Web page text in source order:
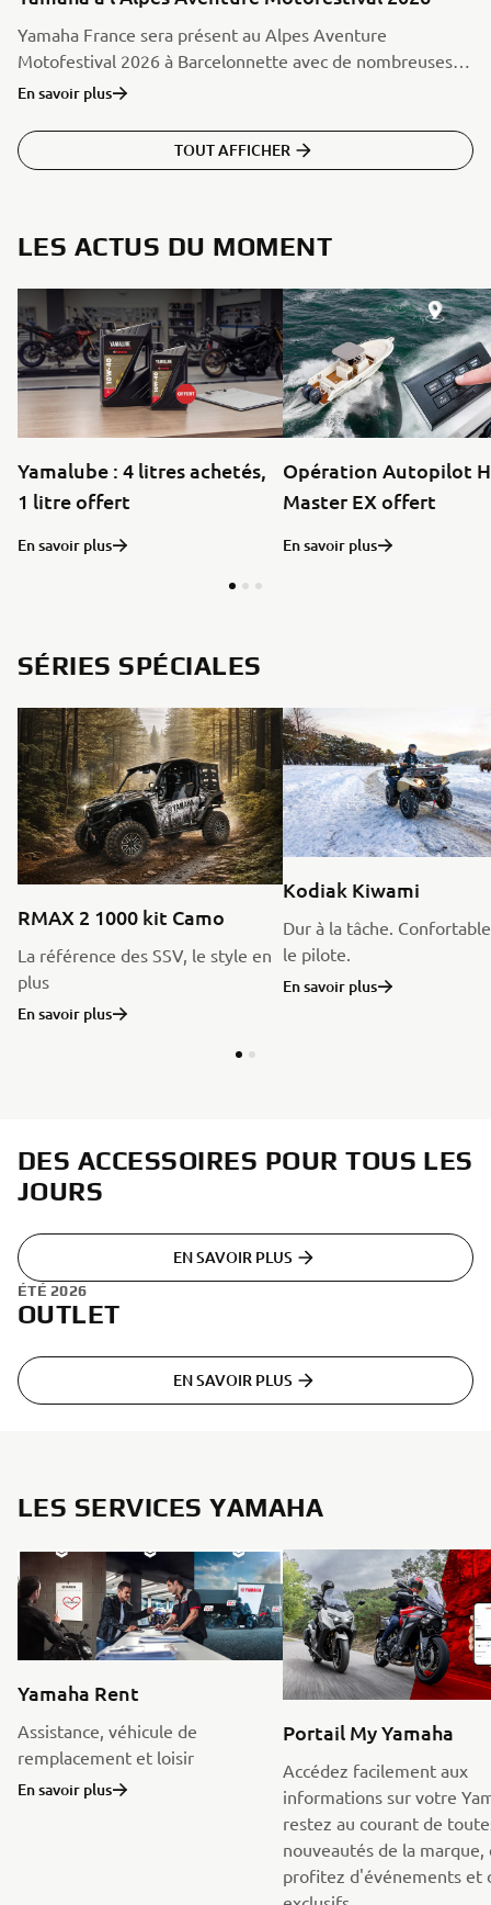
Yamaha France sera présent au Alpes Aventure
Motofestival 2026 à Barcelonnette avec de nombreuses
animations, une boutique vestimentaire, une exposition
des essais routiers avec le programme Démo Ride Tour.
En savoir plus
TOUT AFFICHER
LES ACTUS DU MOMENT
Yamalube : 4 litres achetés,
1 litre offert
En savoir plus
Opération Autopilot
Master EX offert
En savoir plus
SÉRIES SPÉCIALES
RMAX 2 1000 kit Camo
La référence des SSV, le style en
plus
En savoir plus
Kodiak Kiwami
Dur à la tâche.
le pilote.
En savoir plus
DES ACCESSOIRES POUR TOUS LES
JOURS
EN SAVOIR PLUS
ÉTÉ 2026
OUTLET
EN SAVOIR PLUS
LES SERVICES YAMAHA
Yamaha Rent
Assistance, véhicule de
remplacement et loisir
En savoir plus
Portail My Yamaha
Accédez facilement aux
informations sur votre
restez au courant de
nouveautés de la marque,
profitez d'événements et